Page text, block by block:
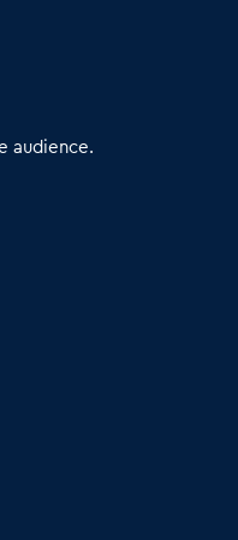
du commerce de
audience.